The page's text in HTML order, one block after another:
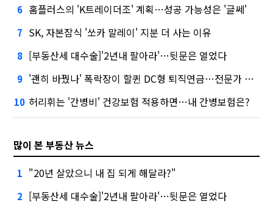
6 홈플러스의 'K트레이더조' 계획…성공 가능성은 '글쎄'
7 SK, 자본잠식 '쏘카 말레이' 지분 더 사는 이유
8 [부동산세 대수술]'2년내 팔아라'…뒷문은 열었다
9 '괜히 바꿨나' 폭락장이 할퀸 DC형 퇴직연금…전문가 조언은
10 허리휘는 '간병비' 건강보험 적용하면…내 간병보험은?
많이 본 부동산 뉴스
1 "20년 살았으니 내 집 되게 해달라?"
2 [부동산세 대수술]'2년내 팔아라'…뒷문은 열었다